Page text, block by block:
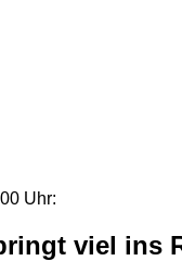
Uhr:
viel ins